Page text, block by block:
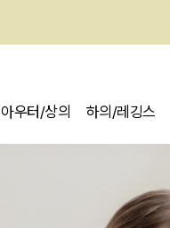
아우터/상의 하의/레깅스